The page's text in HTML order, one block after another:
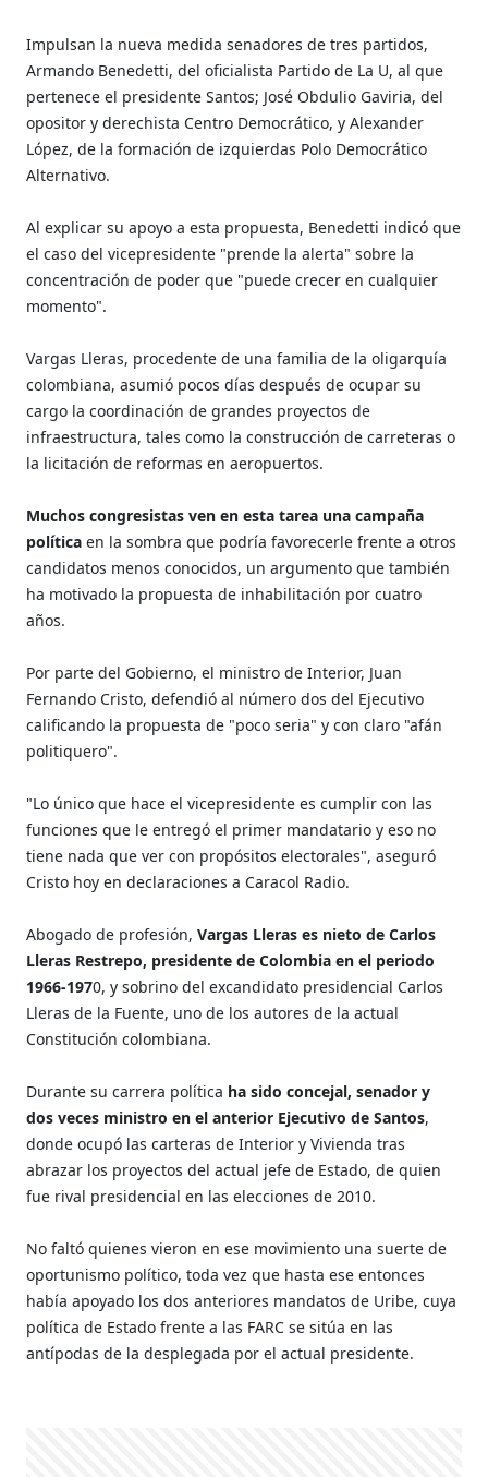
Impulsan la nueva medida senadores de tres partidos,
Armando Benedetti, del oficialista Partido de La U, al que
pertenece el presidente Santos; José Obdulio Gaviria, del
opositor y derechista Centro Democrático, y Alexander
López, de la formación de izquierdas Polo Democrático
Alternativo.
Al explicar su apoyo a esta propuesta, Benedetti indicó que
el caso del vicepresidente "prende la alerta" sobre la
concentración de poder que "puede crecer en cualquier
momento".
Vargas Lleras, procedente de una familia de la oligarquía
colombiana, asumió pocos días después de ocupar su
cargo la coordinación de grandes proyectos de
infraestructura, tales como la construcción de carreteras o
la licitación de reformas en aeropuertos.
Muchos congresistas ven en esta tarea una campaña
políticaen la sombra que podría favorecerle frente a otros
candidatos menos conocidos, un argumento que también
ha motivado la propuesta de inhabilitación por cuatro
años.
Por parte del Gobierno, el ministro de Interior, Juan
Fernando Cristo, defendió al número dos del Ejecutivo
calificando la propuesta de "poco seria" y con claro "afán
politiquero".
"Lo único que hace el vicepresidente es cumplir con las
funciones que le entregó el primer mandatario y eso no
tiene nada que ver con propósitos electorales", aseguró
Cristo hoy en declaraciones a Caracol Radio.
Abogado de profesión, Vargas Lleras es nieto de Carlos
Lleras Restrepo, presidente de Colombia en el periodo
1966-1970, y sobrino del excandidato presidencial Carlos
Lleras de la Fuente, uno de los autores de la actual
Constitución colombiana.
Durante su carrera política ha sido concejal, senador y
dos veces ministro en el anterior Ejecutivo de Santos,
donde ocupó las carteras de Interior y Vivienda tras
abrazar los proyectos del actual jefe de Estado, de quien
fue rival presidencial en las elecciones de 2010.
No faltó quienes vieron en ese movimiento una suerte de
oportunismo político, toda vez que hasta ese entonces
había apoyado los dos anteriores mandatos de Uribe, cuya
política de Estado frente a las FARC se sitúa en las
antípodas de la desplegada por el actual presidente.